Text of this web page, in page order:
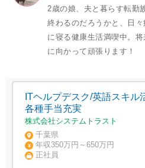
2歳の娘、夫と暮らす転勤
終わるのだろうかと、日
に寝る健康生活満喫中。
に向かって頑張ります！
ITヘルプデスク/英語スキル
各種手当充実
株式会社システムトラスト
千葉県
年収350万円～650万円
正社員